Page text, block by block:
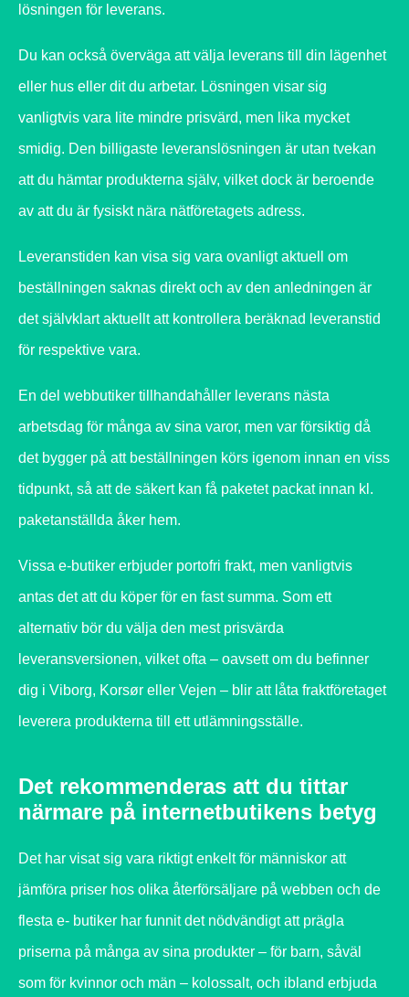
lösningen för leverans.
Du kan också överväga att välja leverans till din lägenhet
eller hus eller dit du arbetar. Lösningen visar sig
vanligtvis vara lite mindre prisvärd, men lika mycket
smidig. Den billigaste leveranslösningen är utan tvekan
att du hämtar produkterna själv, vilket dock är beroende
av att du är fysiskt nära nätföretagets adress.
Leveranstiden kan visa sig vara ovanligt aktuell om
beställningen saknas direkt och av den anledningen är
det självklart aktuellt att kontrollera beräknad leveranstid
för respektive vara.
En del webbutiker tillhandahåller leverans nästa
arbetsdag för många av sina varor, men var försiktig då
det bygger på att beställningen körs igenom innan en viss
tidpunkt, så att de säkert kan få paketet packat innan kl.
paketanställda åker hem.
Vissa e-butiker erbjuder portofri frakt, men vanligtvis
antas det att du köper för en fast summa. Som ett
alternativ bör du välja den mest prisvärda
leveransversionen, vilket ofta – oavsett om du befinner
dig i Viborg, Korsør eller Vejen – blir att låta fraktföretaget
leverera produkterna till ett utlämningsställe.
Det rekommenderas att du tittar
närmare på internetbutikens betyg
Det har visat sig vara riktigt enkelt för människor att
jämföra priser hos olika återförsäljare på webben och de
flesta e- butiker har funnit det nödvändigt att prägla
priserna på många av sina produkter – för barn, såväl
som för kvinnor och män – kolossalt, och ibland erbjuda